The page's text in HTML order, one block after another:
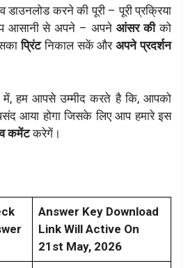
करने की पूरी – पूरी प्रक्रिया
आसानी से अपने – अपने आंसर कीको
प्रिंटनिकाल सकें औरअपने प्रदर्शन
हम आपसे उम्मीद करते है कि, आपको
आया होगा जिसके लिए आप हमारे इस
कमेंटकरेगें।
Answer Key Download
Link Will Active On
21st May, 2026